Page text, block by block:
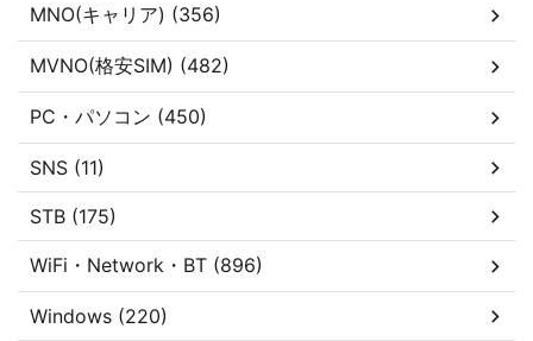
MNO(キャリア) (356)
MVNO(格安SIM) (482)
PC・パソコン (450)
SNS (11)
STB (175)
WiFi・Network・BT (896)
Windows (220)